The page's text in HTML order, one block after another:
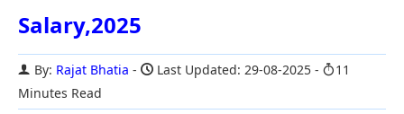
Salary,2025
By: Rajat Bhatia Last Updated: 29-08-2025
11
Minutes Read